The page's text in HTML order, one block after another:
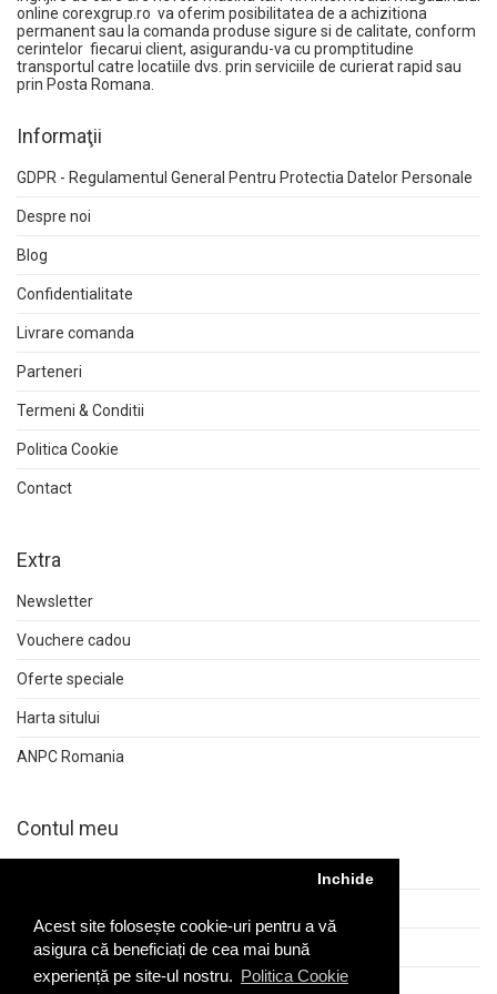
Acest site folosește cookie-uri pentru a vă
asigura că beneficiați de cea mai bună
experiență pe site-ul nostru. Politica Cookie
Inchide
online corexgrup.ro va oferim posibilitatea de a achizitiona
permanent sau la comanda produse sigure si de calitate, conform
cerintelor fiecarui client, asigurandu-va cu promptitudine
transportul catre locatiile dvs. prin serviciile de curierat rapid sau
prin Posta Romana.
Informaţii
GDPR - Regulamentul General Pentru Protectia Datelor Personale
Despre noi
Blog
Confidentialitate
Livrare comanda
Parteneri
Termeni & Conditii
Politica Cookie
Contact
Extra
Newsletter
Vouchere cadou
Oferte speciale
Harta sitului
ANPC Romania
Contul meu
Returnări
Wish List